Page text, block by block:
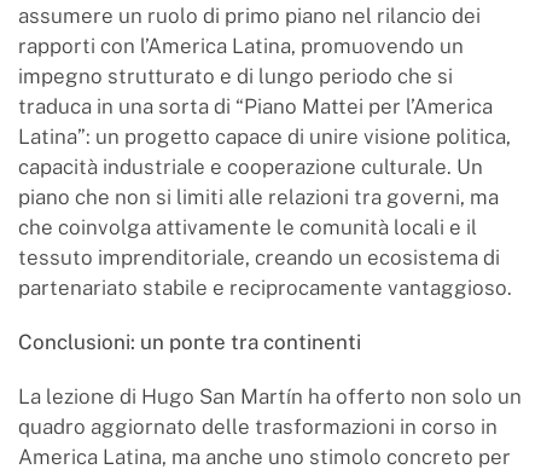
assumere un ruolo di primo piano nel rilancio dei
rapporti con l’America Latina, promuovendo un
impegno strutturato e di lungo periodo che si
traduca in una sorta di “Piano Mattei per l’America
Latina”: un progetto capace di unire visione politica,
capacità industriale e cooperazione culturale. Un
piano che non si limiti alle relazioni tra governi, ma
che coinvolga attivamente le comunità locali e il
tessuto imprenditoriale, creando un ecosistema di
partenariato stabile e reciprocamente vantaggioso.
Conclusioni: un ponte tra continenti
La lezione di Hugo San Martín ha offerto non solo un
quadro aggiornato delle trasformazioni in corso in
America Latina, ma anche uno stimolo concreto per